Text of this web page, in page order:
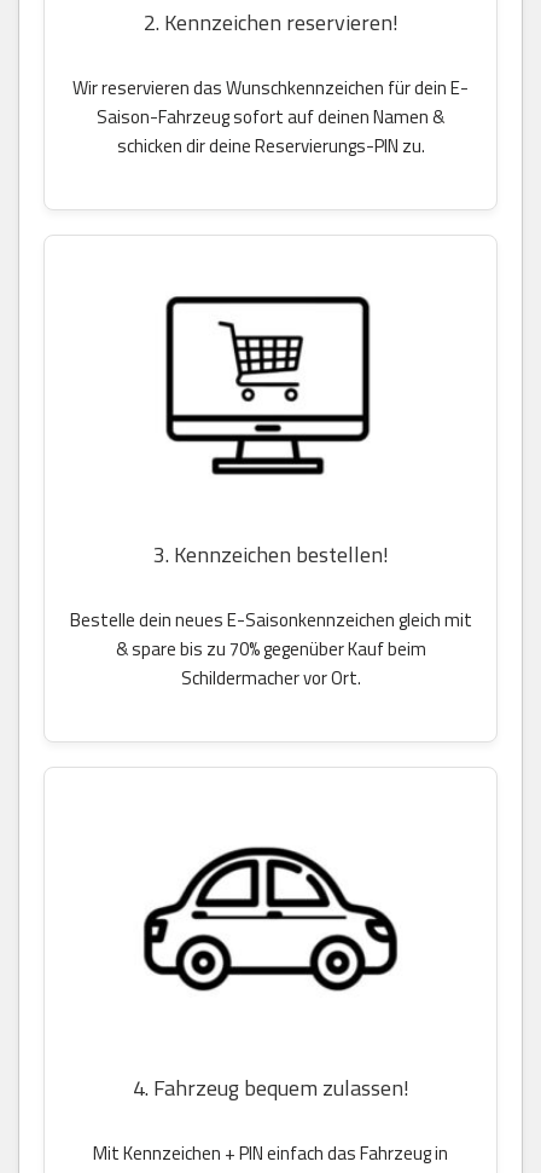
2. Kennzeichen reservieren!
Wir reservieren das Wunschkennzeichen für dein E-
Saison-Fahrzeug sofort auf deinen Namen &
schicken dir deine Reservierungs-PIN zu.
3. Kennzeichen bestellen!
Bestelle dein neues E-Saisonkennzeichen gleich mit
& spare bis zu 70% gegenüber Kauf beim
Schildermacher vor Ort.
4. Fahrzeug bequem zulassen!
Mit Kennzeichen + PIN einfach das Fahrzeug in